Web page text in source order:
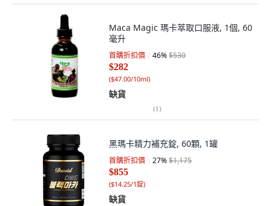
Maca Magic 瑪卡萃取口服液, 1個, 60
毫升
首購折扣價 46%$530
$282
($47.00/10ml)
缺貨
(1)
黑瑪卡精力補充錠, 60顆, 1罐
首購折扣價 27%$1,175
$855
($14.25/1錠)
缺貨